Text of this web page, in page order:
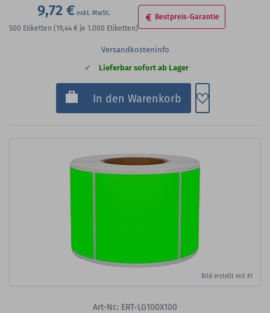
9,72 €
500 Etiketten (19,44 € je 1.000 Etiketten)
Bestpreis-Garantie
Versandkosteninfo
Lieferbar sofort ab Lager
In den Warenkorb Zum
Bild erstellt mit KI
Art-Nr.: ERT-LG100X100